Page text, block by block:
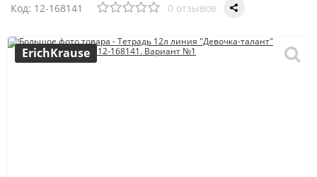
Код: 12-168141 0 отзывов
ErichKrause